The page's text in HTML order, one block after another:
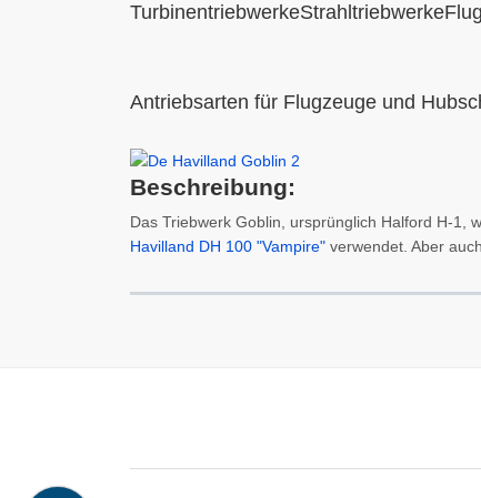
Antriebsarten für Flugzeuge und
Beschreibung:
Das Triebwerk Goblin, ursprünglich Halford H-1,
Havilland DH 100 "Vampire" verwendet. Aber